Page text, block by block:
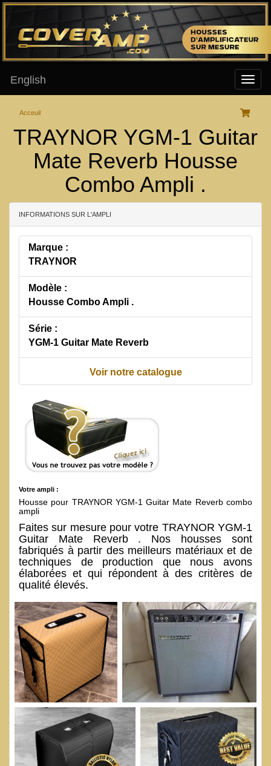
English
Acceuil
TRAYNOR YGM-1 Guitar
Mate Reverb Housse
Combo Ampli .
INFORMATIONS SUR L'AMPLI
Marque :
TRAYNOR
Modèle :
Housse Combo Ampli .
Série :
YGM-1 Guitar Mate Reverb
Voir notre catalogue
Votre ampli :
Housse pour TRAYNOR YGM-1 Guitar Mate Reverb combo
ampli
Faites sur mesure pour votre TRAYNOR YGM-1
Guitar Mate Reverb . Nos housses sont
fabriqués à partir des meilleurs matériaux et de
techniques de production que nous avons
élaborées et qui répondent à des critères de
qualité élevés.